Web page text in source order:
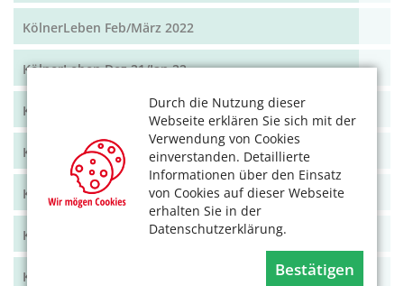
Durch die Nutzung dieser
Webseite erklären Sie sich mit der
Verwendung von Cookies
einverstanden. Detaillierte
Informationen über den Einsatz
von Cookies auf dieser Webseite
erhalten Sie in der
Datenschutzerklärung.
Bestätigen
KölnerLeben Feb/März 2022
KölnerLeben Dez 21/Jan 22
KölnerLeben Okt/Nov 2021
KölnerLeben Aug/Sept 2021
KölnerLeben Juni/Juli 2021
KölnerLeben April/Mai 2021
KölnerLeben Feb/März 2021